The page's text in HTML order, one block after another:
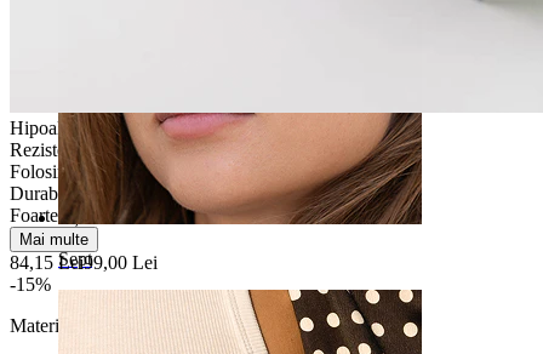
Sept
Hipoalergenic
Rezistentă la apă
Folosirea moderată
Durabilă
Foarte ușor
Mai multe
84,15 Lei99,00 Lei
-15%
Material: